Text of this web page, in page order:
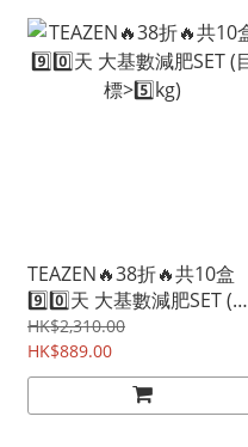
TEAZEN🔥38折🔥共10盒
9️⃣0️⃣天 大基數減肥SET (目
標>5️⃣kg)
HK$2,310.00
HK$889.00